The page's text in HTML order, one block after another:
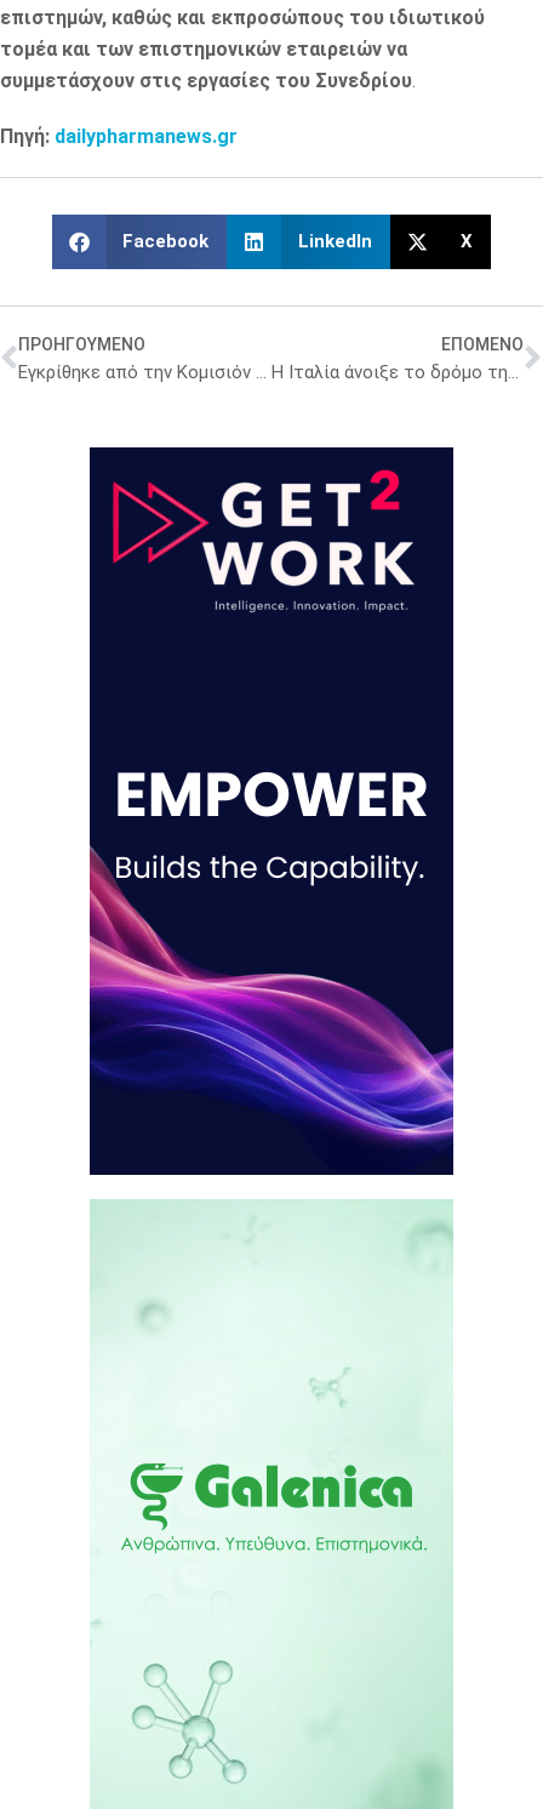
επιστημών, καθώς και εκπροσώπους του ιδιωτικού
τομέα και των επιστημονικών εταιρειών να
συμμετάσχουν στις εργασίες του Συνεδρίου
Πηγή: dailypharmanews.gr
Facebook LinkedIn X
ΠΡΟΗΓΟΥΜΕΝΟ
Εγκρίθηκε από την Κομισιόν σκεύασμα της Novartis κατά της παροξυσμικής νυκτερινής αιμοσφαιρινουρίας
ΕΠΟΜΕΝΟ
Η Ιταλία άνοιξε το δρόμο της προσέγγισης των δύο συνεταιρισμών φαρμακοποιών της Λάρισας